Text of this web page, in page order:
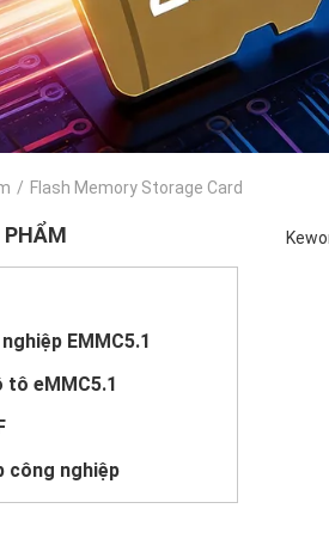
/ Flash Memory Storage Card
PHẨM
EMMC5.1
tô eMMC5.1
công nghiệp